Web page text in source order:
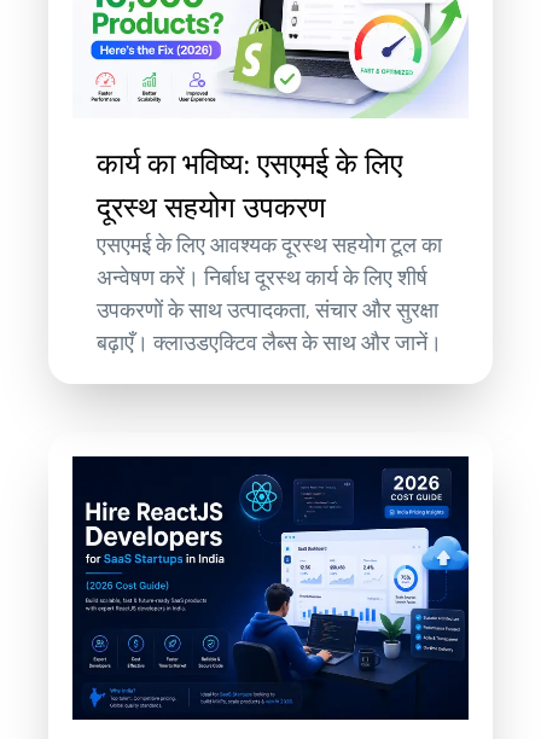
कार्य का भविष्य: एसएमई के लिए
दूरस्थ सहयोग उपकरण
एसएमई के लिए आवश्यक दूरस्थ सहयोग टूल का
अन्वेषण करें। निर्बाध दूरस्थ कार्य के लिए शीर्ष
उपकरणों के साथ उत्पादकता, संचार और सुरक्षा
बढ़ाएँ। क्लाउडएक्टिव लैब्स के साथ और जानें।